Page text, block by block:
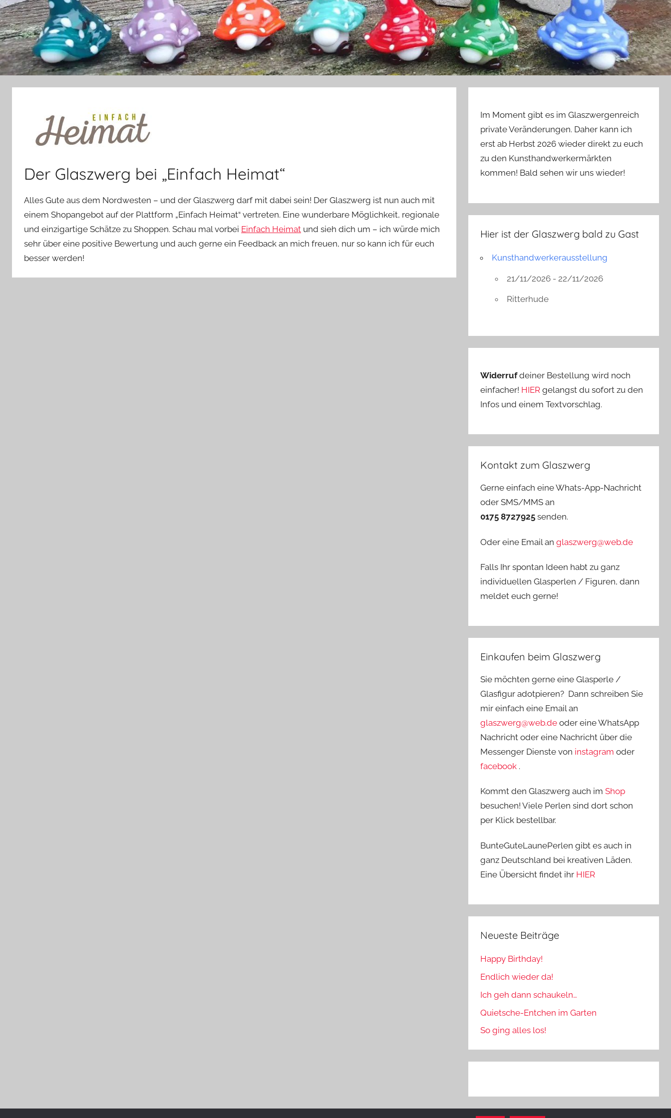
Der Glaszwerg bei „Einfach Heimat“
Alles Gute aus dem Nordwesten – und der Glaszwerg darf mit dabei sein! Der Glaszwerg ist nun auch mit
einem Shopangebot auf der Plattform „Einfach Heimat“ vertreten. Eine wunderbare Möglichkeit, regionale
und einzigartige Schätze zu Shoppen. Schau mal vorbei Einfach Heimat und sieh dich um – ich würde mich
sehr über eine positive Bewertung und auch gerne ein Feedback an mich freuen, nur so kann ich für euch
besser werden!
Im Moment gibt es im Glaszwergenreich
private Veränderungen. Daher kann ich
erst ab Herbst 2026 wieder direkt zu euch
zu den Kunsthandwerkermärkten
kommen! Bald sehen wir uns wieder!
Hier ist der Glaszwerg bald zu Gast
Kunsthandwerkerausstellung
21/11/2026 - 22/11/2026
Ritterhude
Widerrufdeiner Bestellung wird noch
einfacher! HIERgelangst du sofort zu den
Infos und einem Textvorschlag.
Kontakt zum Glaszwerg
Gerne einfach eine Whats-App-Nachricht
oder SMS/MMS an
0175 8727925 senden.
Oder eine Email anglaszwerg@web.de
Falls Ihr spontan Ideen habt zu ganz
individuellen Glasperlen / Figuren, dann
meldet euch gerne!
Einkaufen beim Glaszwerg
Sie möchten gerne eine Glasperle /
Glasfigur adotpieren? Dann schreiben Sie
mir einfach eine Email an
glaszwerg@web.de oder eine WhatsApp
Nachricht oder eine Nachricht über die
Messenger Dienste von instagram oder
facebook .
Kommt den Glaszwerg auch imShop
besuchen! Viele Perlen sind dort schon
per Klick bestellbar.
BunteGuteLaunePerlen gibt es auch in
ganz Deutschland bei kreativen Läden.
Eine Übersicht findet ihr HIER
Neueste Beiträge
Happy Birthday!
Endlich wieder da!
Ich geh dann schaukeln…
Quietsche-Entchen im Garten
So ging alles los!